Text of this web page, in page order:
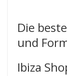
Die
und
Ibiza